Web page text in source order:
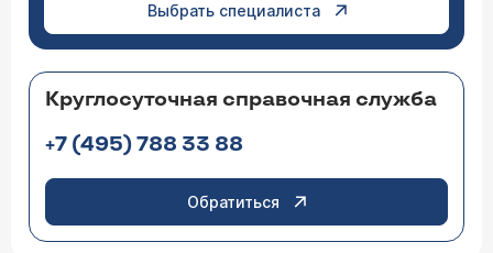
Выбрать специалиста
Круглосуточная справочная служба
+7 (495) 788 33 88
Обратиться